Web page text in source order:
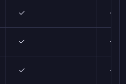
✓ ✓
✓ ✓
✓ ✓